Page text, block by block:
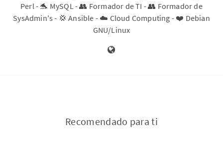
Perl - 🐬 MySQL - 👥 Formador de TI - 👥 Formador de
SysAdmin's - 💢 Ansible - ☁️ Cloud Computing - ❤️ Debian
GNU/Linux
Recomendado para ti